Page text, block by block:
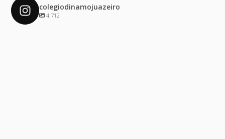
colegiodinamojuazeiro
4.712